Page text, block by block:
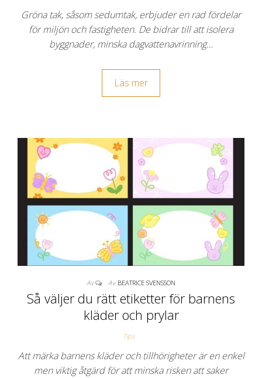
Gröna tak, såsom sedumtak, erbjuder en rad fördelar
för miljön och fastigheten. De bidrar till att isolera
byggnader, minska dagvattenavrinning…
Läs mer
Av Av BEATRICE SVENSSON
Så väljer du rätt etiketter för barnens
kläder och prylar
Tips
Att märka barnens kläder och tillhörigheter är en enkel
men viktig åtgärd för att minska risken att saker